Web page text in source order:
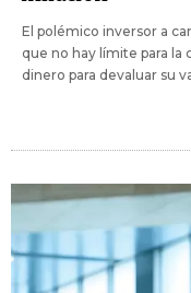
El polémico inversor a
que no hay límite para
dinero para devaluar su